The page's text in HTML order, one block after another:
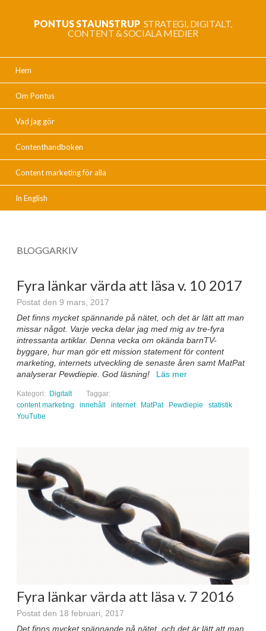
PONTUS STAUNSTRUP STRATEGI, DIGITALT,
CONTENT & SOCIALA MEDIER
Hem
Om Pontus
Vad jag gör
Contenthandboken
Content marketing för alla
In English
BLOGGARKIV
Fyra länkar värda att läsa v. 10 2017
Postat den 9 mars, 2017
Det finns mycket spännande på nätet, och det är lätt att man
missar något. Varje vecka delar jag med mig av tre-fyra
intressanta artiklar. Denna vecka om okända barnTV-
byggare, hur man gör ett mission statement för content
marketing, internets utveckling de senaste åren samt MatPat
analyserar Pewdiepie. God läsning!
Läs mer
Kategori: Digitalt
Taggar:
content marketing
innehåll internet MatPat Pewdiepie
statistik
YouTube
Fyra länkar värda att läsa v. 7 2016
Postat den 18 februari, 2017
Det finns mycket spännande på nätet, och det är lätt att man